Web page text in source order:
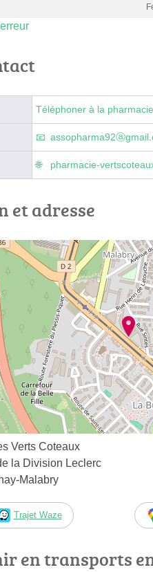
Téléphoner à la pharmacie
pharmacie-
et adresse
Verts Coteaux
la Division Leclerc
Malabry
Trajet Waze
en transports